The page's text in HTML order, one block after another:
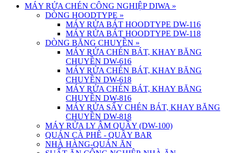
MÁY RỬA CHÉN CÔNG NGHIỆP DIWA »
DÒNG HOODTYPE »
MÁY RỬA BÁT HOODTYPE DW-116
MÁY RỬA BÁT HOODTYPE DW-118
DÒNG BĂNG CHUYỀN »
MÁY RỬA CHÉN BÁT, KHAY BĂNG
CHUYỀN DW-616
MÁY RỬA CHÉN BÁT, KHAY BĂNG
CHUYỀN DW-618
MÁY RỬA CHÉN BÁT, KHAY BĂNG
CHUYỀN DW-816
MÁY RỬA SẤY CHÉN BÁT, KHAY BĂNG
CHUYỀN DW-818
MÁY RỬA LY ÂM QUẦY (DW-100)
QUÁN CÀ PHÊ - QUẦY BAR
NHÀ HÀNG-QUÁN ĂN